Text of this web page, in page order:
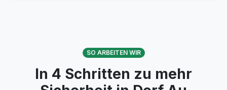
SO ARBEITEN WIR
In 4 Schritten zu mehr